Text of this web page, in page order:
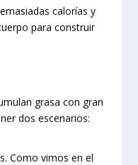
calorías y
para construir
grasa con gran
dos escenarios:
Como vimos en el